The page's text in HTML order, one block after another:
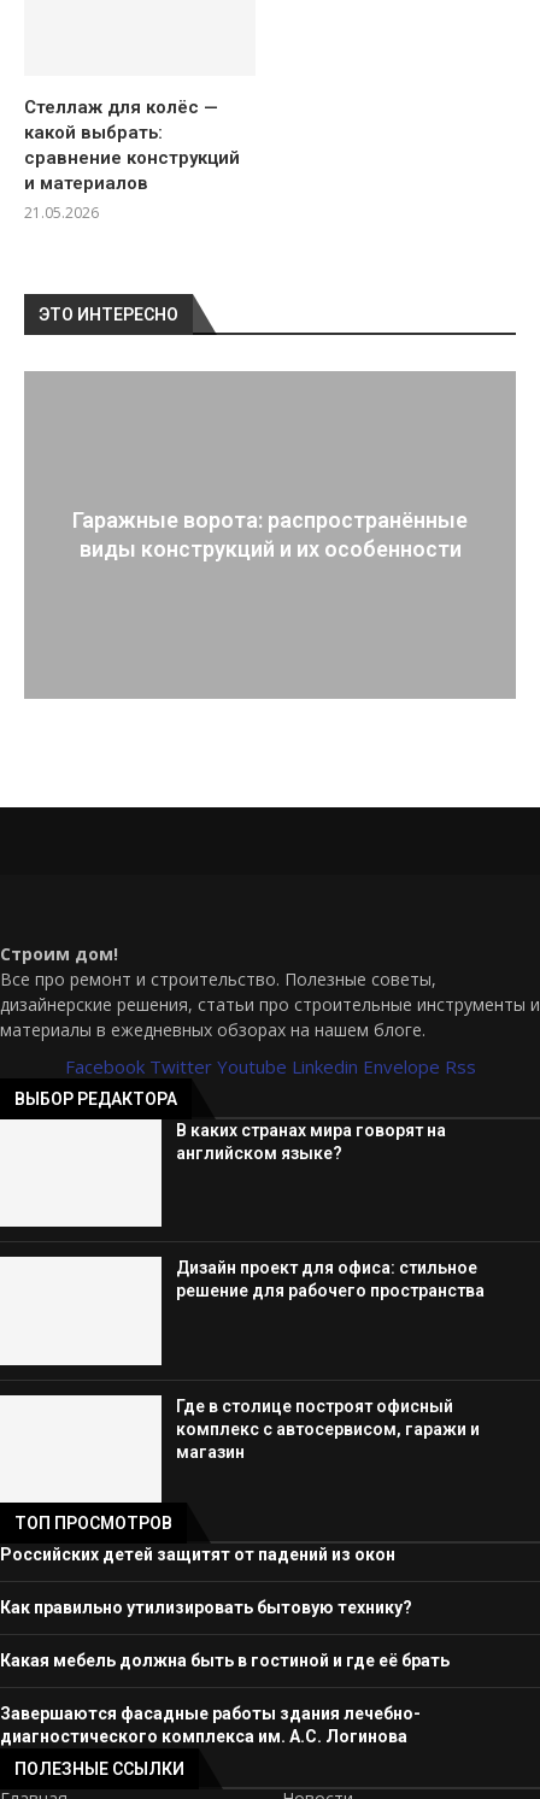
Стеллаж для колёс —
какой выбрать:
сравнение конструкций
и материалов
21.05.2026
ЭТО ИНТЕРЕСНО
Гаражные ворота: распространённые
виды конструкций и их особенности
Строим дом!
Все про ремонт и строительство. Полезные советы,
дизайнерские решения, статьи про строительные инструменты и
материалы в ежедневных обзорах на нашем блоге.
Facebook Twitter Youtube Linkedin Envelope Rss
ВЫБОР РЕДАКТОРА
В каких странах мира говорят на
английском языке?
Дизайн проект для офиса: стильное
решение для рабочего пространства
Где в столице построят офисный
комплекс с автосервисом, гаражи и
магазин
ТОП ПРОСМОТРОВ
Российских детей защитят от падений из окон
Как правильно утилизировать бытовую технику?
Какая мебель должна быть в гостиной и где её брать
Завершаются фасадные работы здания лечебно-
диагностического комплекса им. А.С. Логинова
ПОЛЕЗНЫЕ ССЫЛКИ